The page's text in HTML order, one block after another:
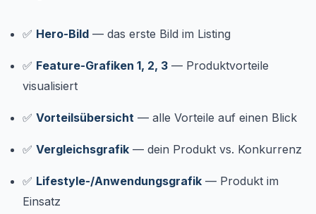
✅ Hero-Bild — das erste Bild im Listing
✅ Feature-Grafiken 1, 2, 3 — Produktvorteile
visualisiert
✅ Vorteilsübersicht — alle Vorteile auf einen Blick
✅ Vergleichsgrafik — dein Produkt vs. Konkurrenz
✅ Lifestyle-/Anwendungsgrafik — Produkt im
Einsatz